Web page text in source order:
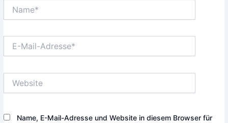
Mail-
Name, E-Mail-Adresse und Website in diesem Browser für